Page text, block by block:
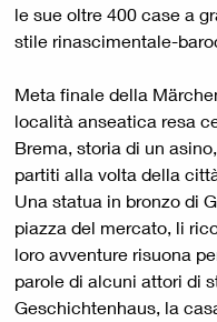
le sue oltre 400 case a
stile rinascimentale-
Meta finale della
località anseatica resa
Brema, storia di un
partiti alla volta della
Una statua in bronzo di
piazza del mercato, li
loro avventure risuona
parole di alcuni attori di
Geschichtenhaus, la